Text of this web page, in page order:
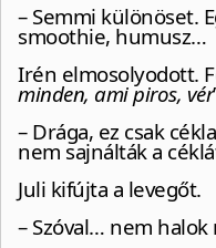
– Semmi különöset.
smoothie, humusz…
Irén elmosolyodott.
minden, ami piros, vér
– Drága, ez csak
nem sajnálták a
Juli kifújta a levegőt.
– Szóval… nem halok